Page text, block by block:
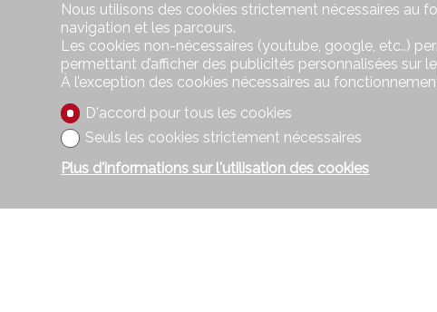
Nous utilisons des cookies strictement nécessaires au
navigation et les parcours.
Les cookies non-nécessaires (youtube, google, etc..)
permettant d’afficher des publicités personnalisées
À l’exception des cookies nécessaires au
D'accord pour tous les cookies
Seuls les cookies strictement nécessaires
Plus d'informations sur l'utilisation des cookies